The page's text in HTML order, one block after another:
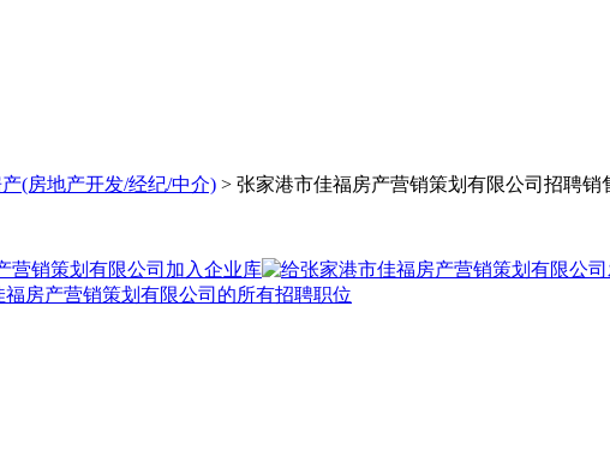
产(房地产开发/经纪/中介) > 张家港市佳福房产营销策划有限公司招聘销